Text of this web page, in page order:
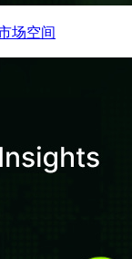
场空间